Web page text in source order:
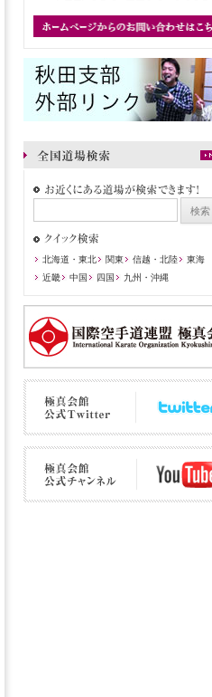
北海道・東北 関東 信越・北陸
東海
近畿
中国 四国 九州・沖縄